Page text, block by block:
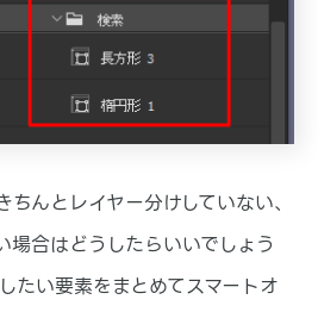
んとレイヤー分けしていない、
場合はどうしたらいいでしょう
たい要素をまとめてスマートオ